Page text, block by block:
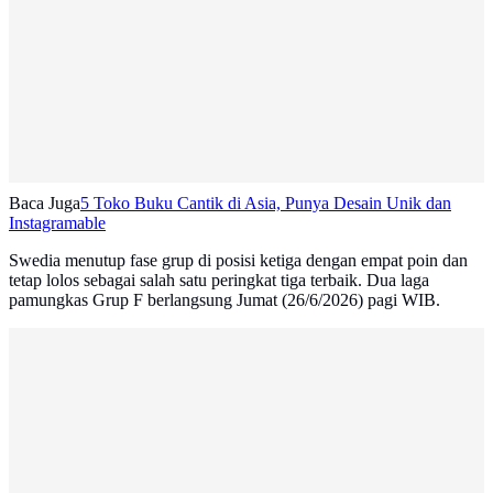
Baca Juga5 Toko Buku Cantik di Asia, Punya Desain Unik dan
Instagramable
Swedia menutup fase grup di posisi ketiga dengan empat poin dan
tetap lolos sebagai salah satu peringkat tiga terbaik. Dua laga
pamungkas Grup F berlangsung Jumat (26/6/2026) pagi WIB.